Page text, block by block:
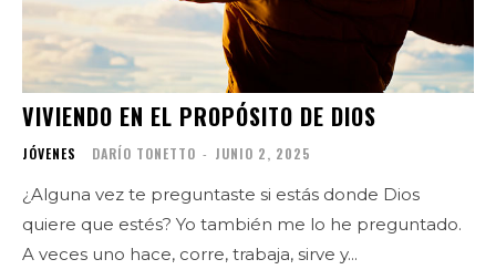
VIVIENDO EN EL PROPÓSITO DE DIOS
JÓVENES DARÍO TONETTO - JUNIO 2, 2025
¿Alguna vez te preguntaste si estás donde Dios
quiere que estés? Yo también me lo he preguntado.
A veces uno hace, corre, trabaja, sirve y...